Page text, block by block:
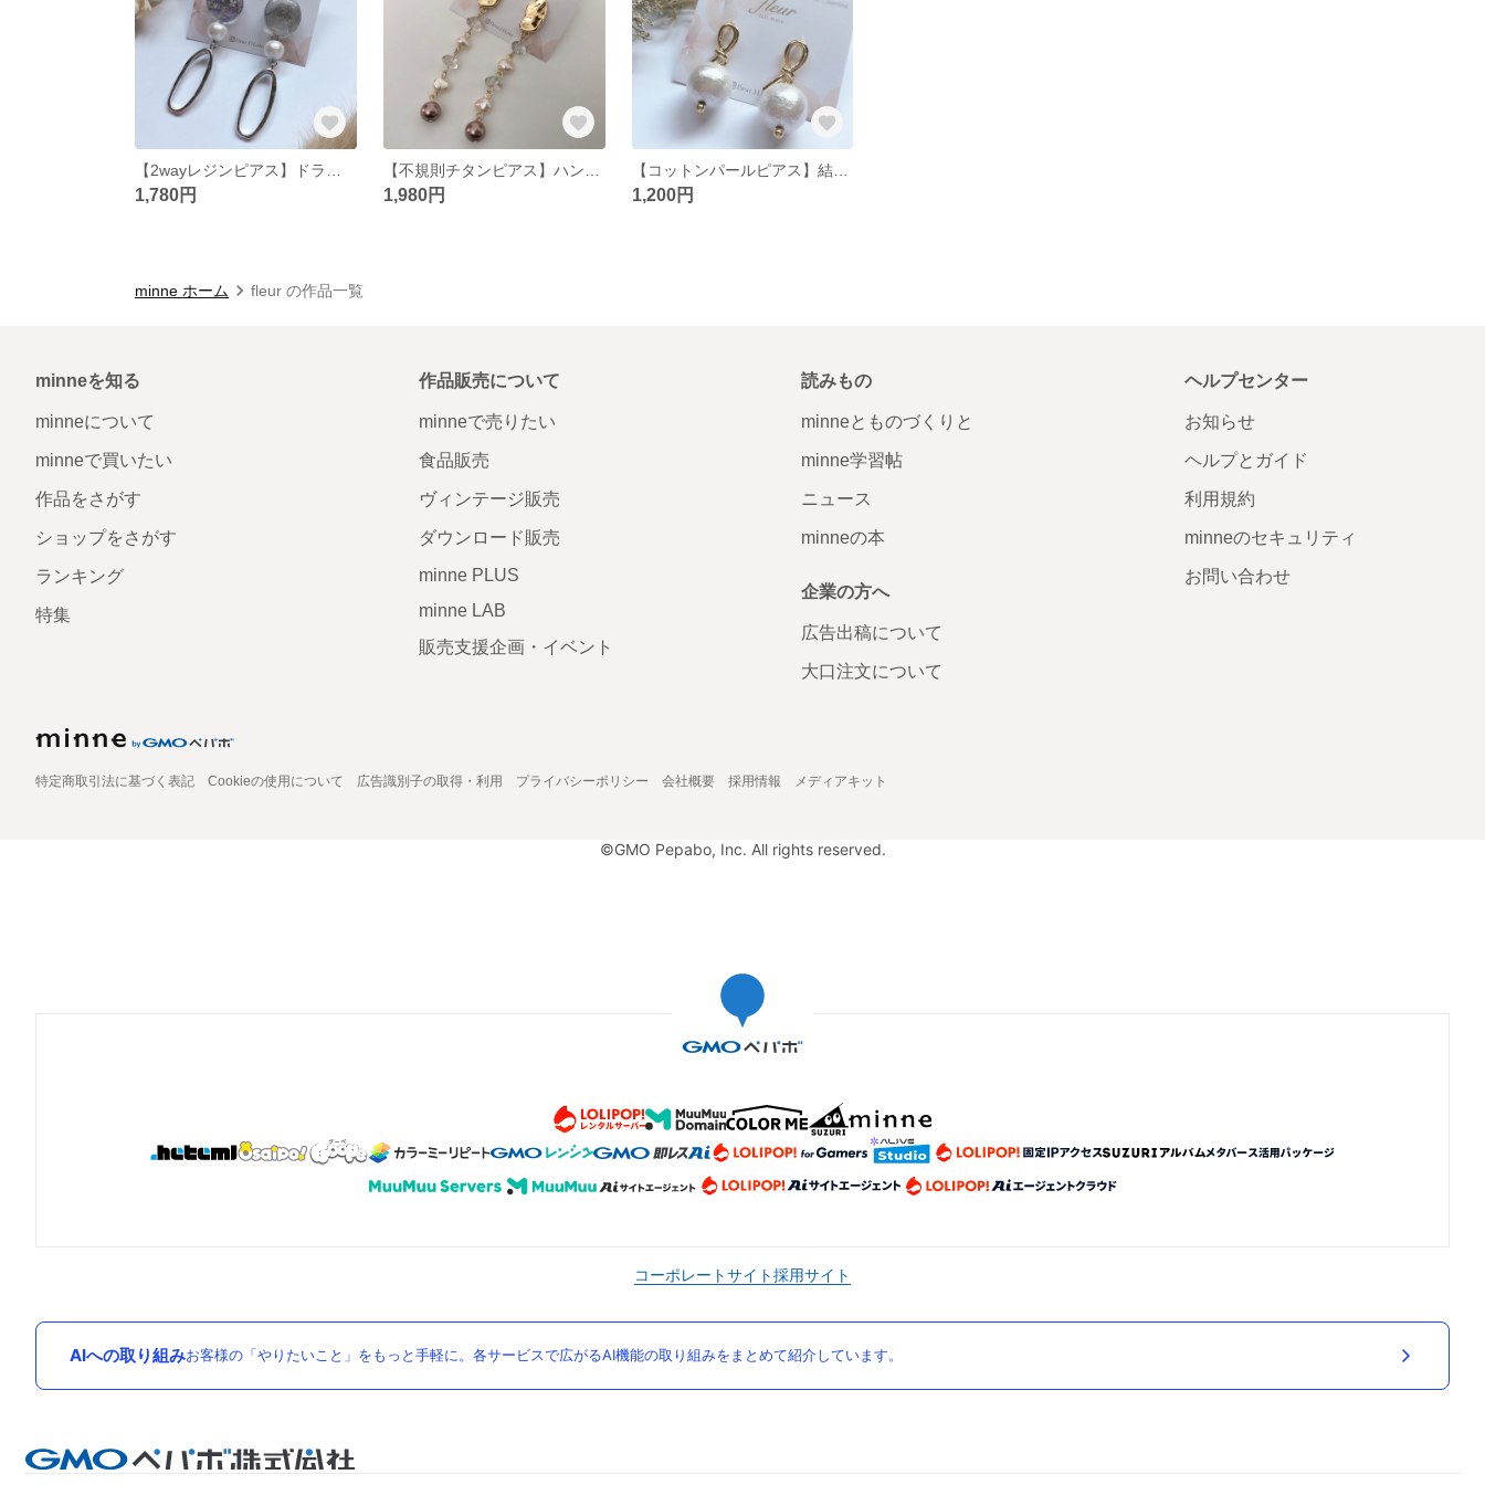
1,780円 1,980円 1,200円
minne ホーム fleur の作品一覧
minneを知る
minneについて
minneで買いたい
作品をさがす
ショップをさがす
ランキング
特集
作品販売について
minneで売りたい
食品販売
ヴィンテージ販売
ダウンロード販売
minne PLUS
minne LAB
販売支援企画・イベント
読みもの
minneとものづくりと
minne学習帖
ニュース
minneの本
企業の方へ
広告出稿について
大口注文について
ヘルプセンター
お知らせ
ヘルプとガイド
利用規約
minneのセキュリティ
お問い合わせ
特定商取引法に基づく表記 Cookieの使用について 広告識別子の取得・利用 プライバシーポリシー 会社概要 採用情報 メディアキット
©GMO Pepabo, Inc. All rights reserved.
コーポレートサイト採用サイト
AIへの取り組みお客様の「やりたいこと」をもっと手軽に。各サービスで広がるAI機能の取り組みをまとめて紹介しています。